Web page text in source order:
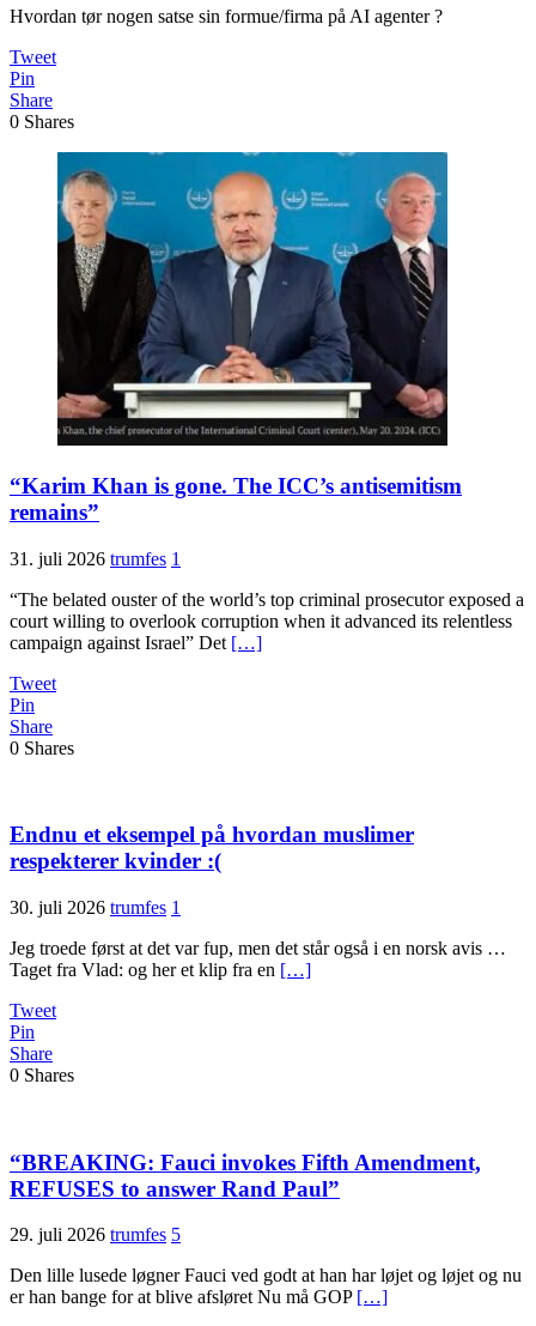
Hvordan tør nogen satse sin formue/firma på AI agenter ?
Tweet
Pin
Share
0 Shares
“Karim Khan is gone. The ICC’s antisemitism
remains”
31. juli 2026 trumfes 1
“The belated ouster of the world’s top criminal prosecutor exposed a
court willing to overlook corruption when it advanced its relentless
campaign against Israel” Det […]
Tweet
Pin
Share
0 Shares
Endnu et eksempel på hvordan muslimer
respekterer kvinder :(
30. juli 2026 trumfes 1
Jeg troede først at det var fup, men det står også i en norsk avis …
Taget fra Vlad: og her et klip fra en […]
Tweet
Pin
Share
0 Shares
“BREAKING: Fauci invokes Fifth Amendment,
REFUSES to answer Rand Paul”
29. juli 2026 trumfes 5
Den lille lusede løgner Fauci ved godt at han har løjet og løjet og nu
er han bange for at blive afsløret Nu må GOP […]